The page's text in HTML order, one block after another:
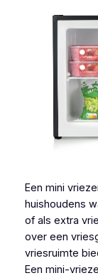
Een mini
huishoudens
of als extra
over een
vriesruimte
Een mini-